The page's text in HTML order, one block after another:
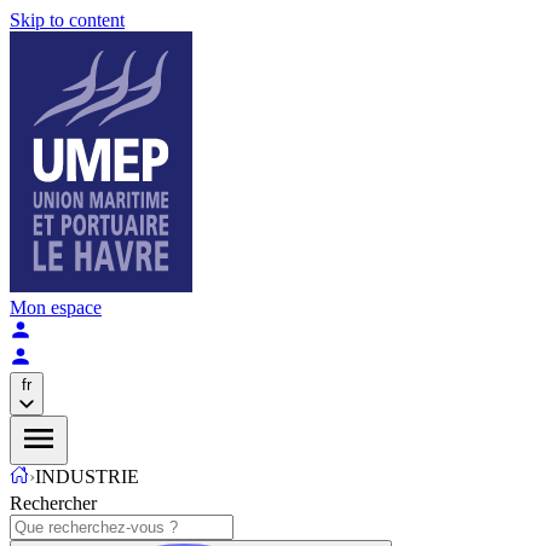
Skip to content
Mon espace
fr
›INDUSTRIE
Rechercher